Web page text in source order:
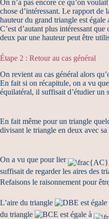
On n’a pas encore ce qu’on
chose d’intéressant. Le rapport de
hauteur du grand triangle est égale
C’est d’autant plus intéressant
deux par une hauteur peut être
Étape 2 : Retour au cas général
On revient au cas général alors
En fait si on récapitule, on a vu
équilatéral, il suffisait d’étudier un
En fait même pour un triangle
divisant le triangle en deux avec sa
On a vu que pour lier
suffisait de regarder les aires des
Refaisons le raisonnement pour
L’aire du triangle est égale
du triangle
est égale à